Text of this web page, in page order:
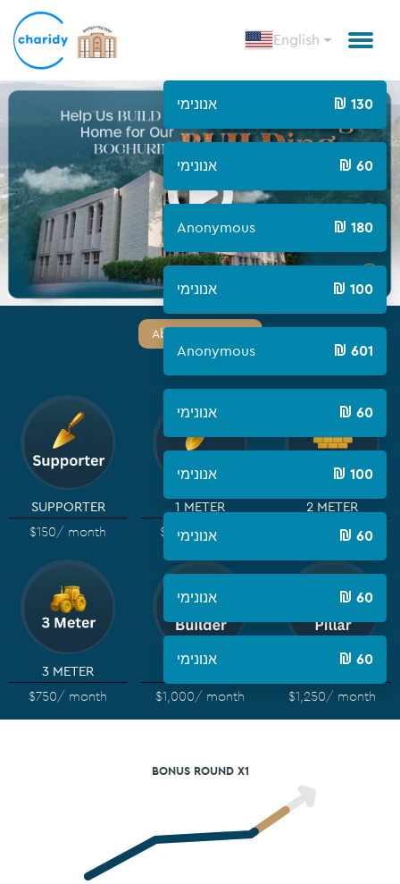
English
אנונימי 130
אנונימי 60
Anonymous 180
אנונימי 100
Anonymous 601
אנונימי 60
אנונימי 100
אנונימי 60
אנונימי 60
אנונימי 60
About Campaign
SUPPORTER
$150/ month
1 METER
$250/ month
2 METER
/ month
3 METER
$750/ month
$1,000/ month
$1,250/ month
BONUS ROUND X1